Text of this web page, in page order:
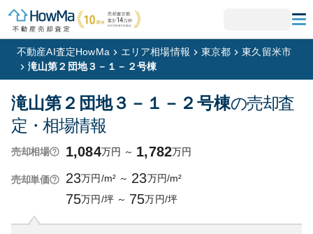
不動産AI査定HowMa エリア相場情報 東京都
東久留米市
滝山第２団地３－１－２号棟
滝山第２団地３－１－２号棟の売却査
定・相場情報
売却相場 1,084万円 ～ 1,782万円
売却単価 23万円/m² ～ 23万円/m²
75万円/坪 ～ 75万円/坪